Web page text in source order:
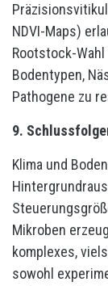
NDVI-Maps)
Rootstock-
Bodentypen,
Pathogene zu
9.
Klima und
Mikroben
komplexes,
sowohl